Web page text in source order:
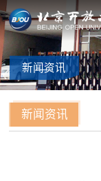
新闻资讯
新闻资讯